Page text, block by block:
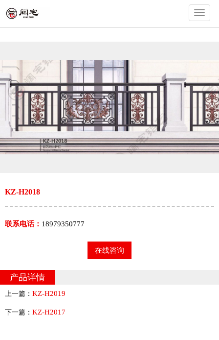
切
换
KZ-H2018
联系电话： 18979350777
在线咨询
产品详情
上一篇： KZ-H2019
下一篇： KZ-H2017